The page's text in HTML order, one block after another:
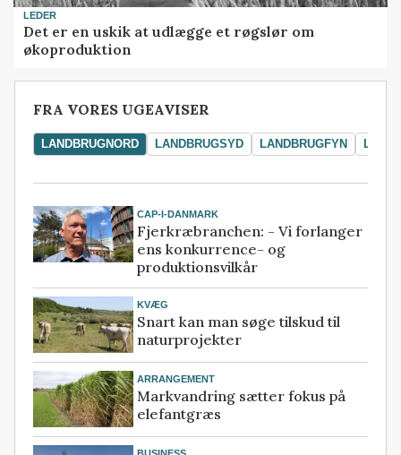
LEDER
Det er en uskik at udlægge et røgslør om
økoproduktion
FRA VORES UGEAVISER
LANDBRUGNORD LANDBRUGSYD LANDBRUGFYN
CAP-I-DANMARK
Fjerkræbranchen: - Vi forlanger
ens konkurrence- og
produktionsvilkår
KVÆG
Snart kan man søge tilskud til
naturprojekter
ARRANGEMENT
Markvandring sætter fokus på
elefantgræs